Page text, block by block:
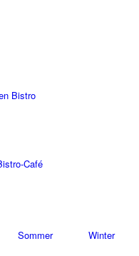
Bistro
Café
Sommer Winter